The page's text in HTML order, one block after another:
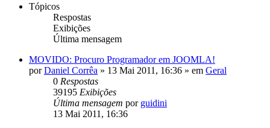
Tópicos
Respostas
Exibições
Última mensagem
MOVIDO: Procuro Programador em JOOMLA!
porDaniel Corrêa » 13 Mai 2011, 16:36 » em Geral
0 Respostas
39195 Exibições
Última mensagem por guidini
13 Mai 2011, 16:36